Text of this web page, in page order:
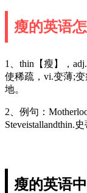
瘦的英语
1、thin【瘦】，
使稀疏，vi.变薄;
地。
2、例句：
Steveistallandthin.
瘦的英语